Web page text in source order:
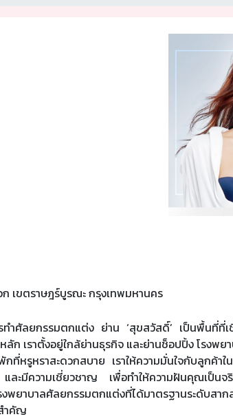
เขตราษฎร์บูรณะ กรุงเทพมหานคร
ศัลยกรรมตกแต่ง ย่าน ‘สุขสวัสดิ์’ เป็นพื้นที่ที่เ
เราตั้งอยู่ใกล้ย่านธุรกิจ และย่านช็อปปิ้ง โรงพยา
หรูหราสะดวกสบาย เราให้ความมั่นใจกับลูกค้าใ
ะมีความเชี่ยวชาญ เพื่อทำให้ความฝันคุณเป็นจ
พยาบาลศัลยกรรมตกแต่งที่ได้มาตรฐานระดับสาก
ำคัญ